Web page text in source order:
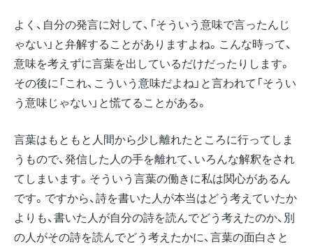
よく、自分の発言に対して、「そういう意味で言ったんじ
ゃない」と弁解することがありますよね。こんな時って、
意味を考えずに言葉を出しているだけだったりします。
その後に「これ、こういう意味だよね」と言われて「そうい
う意味じゃない」と慌てることがある。
言葉はもともと人間から少し離れたところに行ってしま
うもので、発信した人の手を離れて、いろんな解釈をされ
てしまいます。そういう言葉の働きに私は関心があるん
です。ですから、詩を書いた人が本当はどう考えていたか
よりも、書いた人が自分の詩を読んでどう考えたのか、別
の人がその詩を読んでどう考えたかに、言葉の面白さと